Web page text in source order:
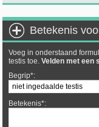
Betekenis
Voeg in onderstaand
testis toe.Velden met een
Begrip*:
Betekenis*: